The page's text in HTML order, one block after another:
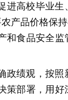
高校毕业
产品价格保
食品安全
绩观，按
部署，用